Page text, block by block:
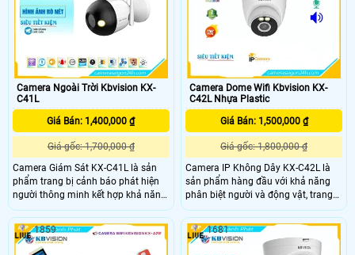
dàng lắp đặt và cài đặt thông qua
ứng dụng di động tiện lợi
Camera Ngoài Trời Kbvision KX-
C41L
Giá Bán: 1,400,000 ₫
Giá gốc: 1,700,000 ₫
Camera Giám Sát KX-C41L là sản
phẩm trang bị cảnh báo phát hiện
người thông minh kết hợp khả năng
bật còi hú và đèn nhấp nháy khi
phát hiện xâm nhập Sử dụng công
nghệ chip xử lý hình ảnh CMOS
camera thu hình ảnh màu đẹp hơn
Camera Dome Wifi Kbvision KX-
C42L Nhựa Plastic
Giá Bán: 1,500,000 ₫
Giá gốc: 1,800,000 ₫
Camera IP Không Dây KX-C42L là
sản phẩm hàng đầu với khả năng
phân biệt người và động vật, trang
bị báo động chủ động bằng còi và
đèn, đảm bảo an ninh hiệu quả. Sản
phẩm có độ phân giải 4.0 MP, cho
hình ảnh sắc nét cả ngày và đêm,
1859 1681